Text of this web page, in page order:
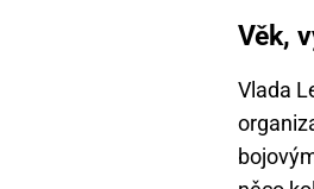
Věk,
Vlada